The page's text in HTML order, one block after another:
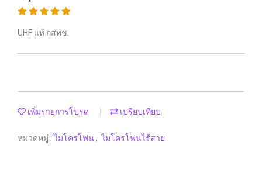
UHF แท้ กสทช.
เพิ่มรายการโปรด เปรียบเทียบ
หมวดหมู่ :ไมโครโฟน, ไมโครโฟนไร้สาย